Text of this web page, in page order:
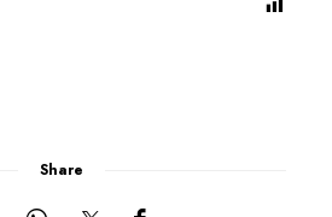
Share